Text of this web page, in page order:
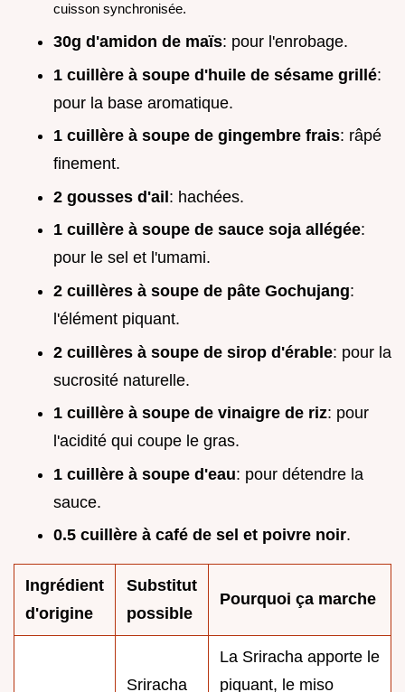
cuisson synchronisée.
30g d'amidon de maïs: pour l'enrobage.
1 cuillère à soupe d'huile de sésame grillé:
pour la base aromatique.
1 cuillère à soupe de gingembre frais: râpé
finement.
2 gousses d'ail: hachées.
1 cuillère à soupe de sauce soja allégée:
pour le sel et l'umami.
2 cuillères à soupe de pâte Gochujang:
l'élément piquant.
2 cuillères à soupe de sirop d'érable: pour la
sucrosité naturelle.
1 cuillère à soupe de vinaigre de riz: pour
l'acidité qui coupe le gras.
1 cuillère à soupe d'eau: pour détendre la
sauce.
0.5 cuillère à café de sel et poivre noir.
Ingrédient
d'origine
Substitut
possible
Pourquoi ça marche
Sriracha
La Sriracha apporte le
piquant, le miso